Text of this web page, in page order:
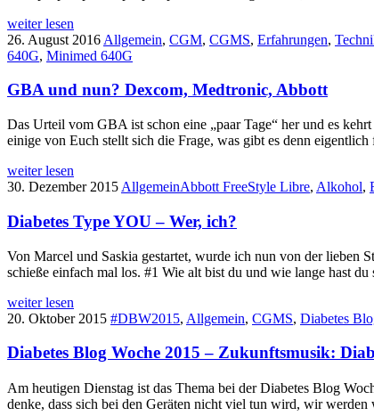
weiter lesen
26. August 2016 Allgemein, CGM, CGMS, Erfahrungen,
640G, Minimed 640G
GBA und nun? Dexcom, Medtronic, Abbott
Das Urteil vom GBA ist schon eine „paar Tage“ her und es
einige von Euch stellt sich die Frage, was gibt es denn
weiter lesen
30. Dezember 2015 AllgemeinAbbott FreeStyle Libre, Alkohol,
Diabetes Type YOU – Wer, ich?
Von Marcel und Saskia gestartet, wurde ich nun von der lieben
schieße einfach mal los. #1 Wie alt bist du und wie lange hast
weiter lesen
20. Oktober 2015 #DBW2015, Allgemein, CGMS, Diabetes
Diabetes Blog Woche 2015 – Zukunftsmusik:
Am heutigen Dienstag ist das Thema bei der Diabetes Blog
denke, dass sich bei den Geräten nicht viel tun wird, wir